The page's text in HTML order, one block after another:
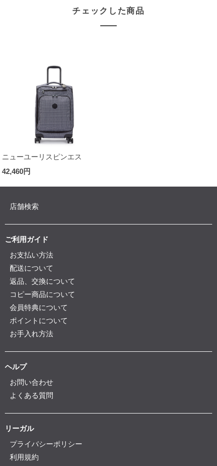
チェックした商品
ニューユーリスピンエス
42,460円
店舗検索
ご利用ガイド
お支払い方法
配送について
返品、交換について
コピー商品について
会員特典について
ポイントについて
お手入れ方法
ヘルプ
お問い合わせ
よくある質問
リーガル
プライバシーポリシー
利用規約